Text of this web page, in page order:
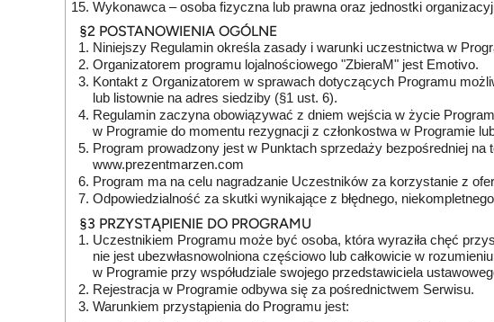
Wykonawca – osoba fizyczna lub prawna oraz jednostki
§2 POSTANOWIENIA OGÓLNE
Niniejszy Regulamin określa zasady i warunki uczestnictwa w
Organizatorem programu lojalnościowego "ZbieraM" jest Emotivo.
Kontakt z Organizatorem w sprawach dotyczących Programu
lub listownie na adres siedziby (§1 ust. 6).
Regulamin zaczyna obowiązywać z dniem wejścia w życie
w Programie do momentu rezygnacji z członkostwa w Programie
Program prowadzony jest w Punktach sprzedaży bezpośredniej
www.prezentmarzen.com
Program ma na celu nagradzanie Uczestników za korzystanie z
Odpowiedzialność za skutki wynikające z błędnego,
§3 PRZYSTĄPIENIE DO PROGRAMU
Uczestnikiem Programu może być osoba, która wyraziła chęć
nie jest ubezwłasnowolniona częściowo lub całkowicie w
w Programie przy współudziale swojego przedstawiciela
Rejestracja w Programie odbywa się za pośrednictwem Serwisu.
Warunkiem przystąpienia do Programu jest: